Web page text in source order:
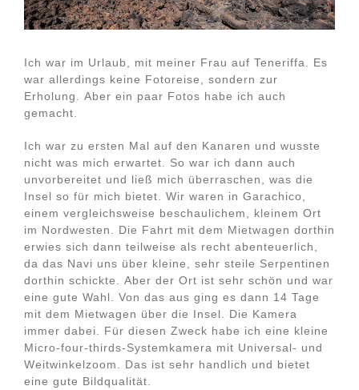
Ich war im Urlaub, mit meiner Frau auf Teneriffa. Es
war allerdings keine Fotoreise, sondern zur
Erholung. Aber ein paar Fotos habe ich auch
gemacht.
Ich war zu ersten Mal auf den Kanaren und wusste
nicht was mich erwartet. So war ich dann auch
unvorbereitet und ließ mich überraschen, was die
Insel so für mich bietet. Wir waren in Garachico,
einem vergleichsweise beschaulichem, kleinem Ort
im Nordwesten. Die Fahrt mit dem Mietwagen dorthin
erwies sich dann teilweise als recht abenteuerlich,
da das Navi uns über kleine, sehr steile Serpentinen
dorthin schickte. Aber der Ort ist sehr schön und war
eine gute Wahl. Von das aus ging es dann 14 Tage
mit dem Mietwagen über die Insel. Die Kamera
immer dabei. Für diesen Zweck habe ich eine kleine
Micro-four-thirds-Systemkamera mit Universal- und
Weitwinkelzoom. Das ist sehr handlich und bietet
eine gute Bildqualität.